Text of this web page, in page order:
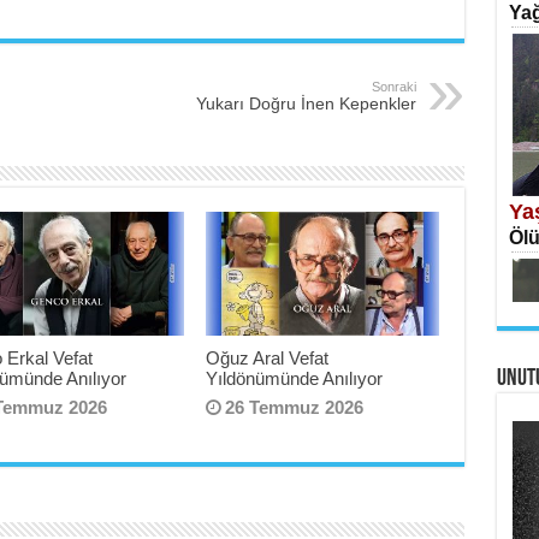
Sonraki
Yukarı Doğru İnen Kepenkler
Erkal Vefat
Anılıyor
2026
Oğuz Aral Vefat
Yıldönümünde Anılıyor
26 Temmuz 2026